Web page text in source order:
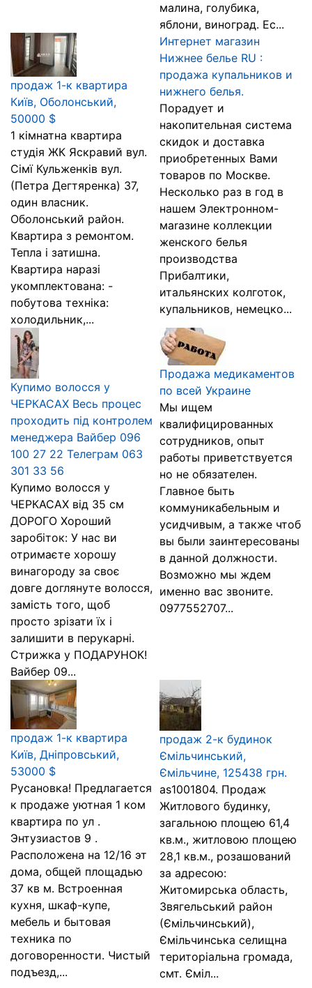
малина, голубика,
яблони, виноград. Ес...
продаж 1-к квартира
Київ, Оболонський,
50000 $
1 кімнатна квартира
студія ЖК Яскравий вул.
Сімї Кульженків вул.
(Петра Дегтяренка) 37,
один власник.
Оболонський район.
Квартира з ремонтом.
Тепла і затишна.
Квартира наразі
укомплектована: -
побутова техніка:
холодильник,...
Интернет магазин
Нижнее белье RU :
продажа купальников и
нижнего белья.
Порадует и
накопительная система
скидок и доставка
приобретенных Вами
товаров по Москве.
Несколько раз в год в
нашем Элeктpонном-
мaraзине коллекции
женского белья
производства
Прибалтики,
итальянских колготок,
купальников, немецко...
Купимо волосся у
ЧЕРКАСАХ Весь процес
проходить під контролем
менеджера Вайбер 096
100 27 22 Телеграм 063
301 33 56
Купимо волосся у
ЧЕРКАСАХ від 35 см
ДОРОГО Хороший
заробіток: У нас ви
отримаєте хорошу
винагороду за своє
довге доглянуте волосся,
замість того, щоб
просто зрізати їх і
залишити в перукарні.
Стрижка у ПОДАРУНОК!
Вайбер 09...
Продажа медикаментов
по всей Украине
Мы ищем
квалифицированных
сотрудников, опыт
работы приветствуется
но не обязателен.
Главное быть
коммуникабельным и
усидчивым, а также чтоб
вы были заинтересованы
в данной должности.
Возможно мы ждем
именно вас звоните.
0977552707...
продаж 1-к квартира
Київ, Дніпровський,
53000 $
Русановка! Предлагается
к продаже уютная 1 ком
квартира по ул .
Энтузиастов 9 .
Расположена на 12/16 эт
дома, общей площадью
37 кв м. Встроенная
кухня, шкаф-купе,
мебель и бытовая
техника по
договоренности. Чистый
подъезд,...
продаж 2-к будинок
Ємільчинський,
Ємільчине, 125438 грн.
as1001804. Продаж
Житлового будинку,
загальною площею 61,4
кв.м., житловою площею
28,1 кв.м., розашований
за адресою:
Житомирська область,
Звягельський район
(Ємільчинський),
Ємільчинська селищна
територіальна громада,
смт. Єміл...